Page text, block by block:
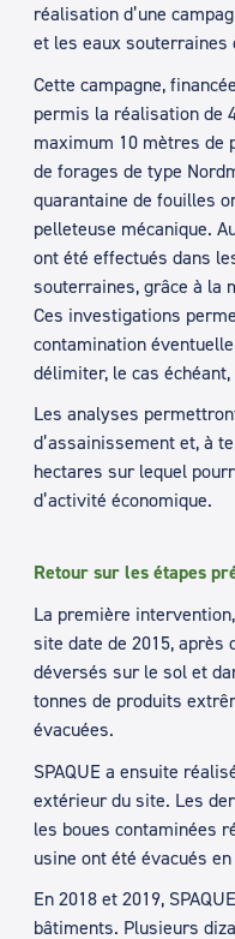
réalisation d’une
et les eaux souterraines
Cette campagne,
permis la réalisation de
maximum 10 mètres de
de forages de type
quarantaine de fouilles
pelleteuse mécanique.
ont été effectués dans
souterraines, grâce à la
Ces investigations
contamination
délimiter, le cas échéant,
Les analyses
d’assainissement et, à
hectares sur lequel
d’activité économique.
Retour sur les étapes
La première
site date de 2015, après
déversés sur le sol et
tonnes de produits
évacuées.
SPAQUE a ensuite
extérieur du site. Les
les boues contaminées
usine ont été évacués
En 2018 et 2019,
bâtiments. Plusieurs